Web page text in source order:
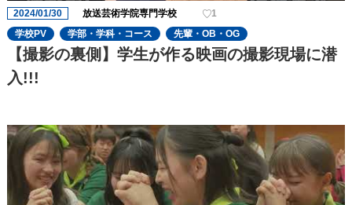
2024/01/30 放送芸術学院専門学校
1
学校PV
学部・学科・コース 先輩・OB・OG
【撮影の裏側】学生が作る映画の撮影現場に潜
入!!!